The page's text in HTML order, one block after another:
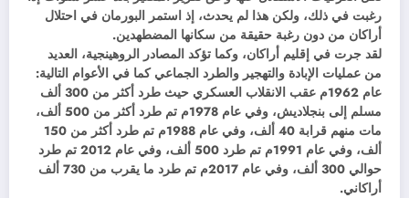
رغبت في ذلك، ولكن هذا لم يحدث، إذ استمر البورمان في احتلال
أراكان من دون رغبة حقيقة من سكانها المضطهدين.
لقد جرت في إقليم أراكان، وكما تؤكد المصادر الروهينجية، العديد
من عمليات الإبادة والتهجير والطرد الجماعي كما في الأعوام التالية:
عام 1962م عقب الانقلاب العسكري حيث طرد أكثر من 300 ألف
مسلم إلى بنجلاديش، وفي عام 1978م تم طرد أكثر من 500 ألف،
مات منهم قرابة 40 ألف، وفي عام 1988م تم طرد أكثر من 150
ألف، وفي عام 1991م تم طرد 500 ألف، وفي عام 2012 تم طرد
حوالي 300 ألف، وفي عام 2017م تم طرد ما يقرب من 730 ألف
أراكاني.